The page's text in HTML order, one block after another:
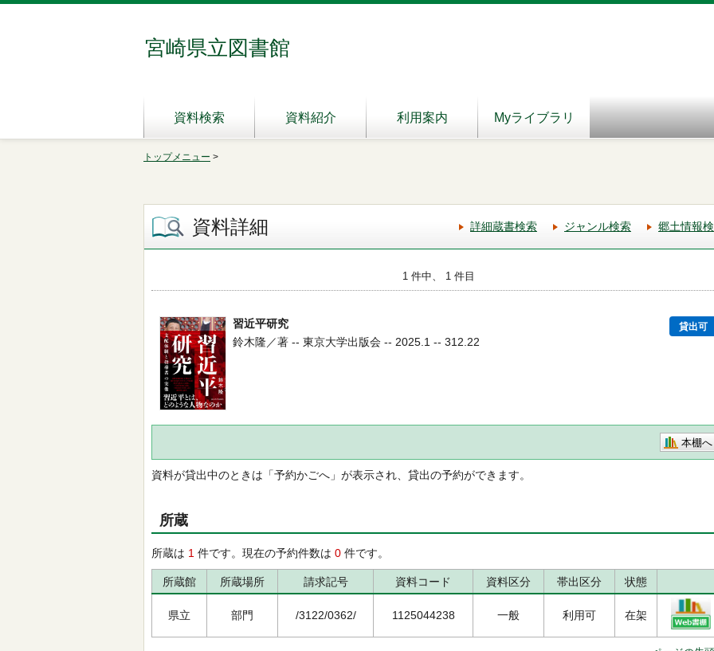
宮崎県立図書館
資料検索 資料紹介 利用案内 Myライブラリ
トップメニュー >
資料詳細 詳細蔵書検索 ジャンル検索 郷土情報
1 件中、 1 件目
習近平研究 貸出可
鈴木隆／著 -- 東京大学出版会 -- 2025.1 -- 312.22
本棚へ
資料が貸出中のときは「予約かごへ」が表示され、貸出の予約ができます。
所蔵
所蔵は 1 件です。現在の予約件数は 0 件です。
所蔵館 所蔵場所 請求記号 資料コード 資料区分 帯出区分 状態
県立 部門 /3122/0362/ 1125044238 一般 利用可 在架